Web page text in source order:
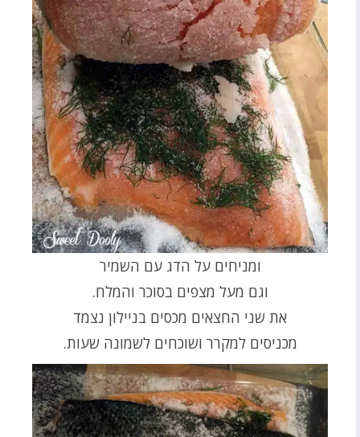
ומניחים על הדג עם השמיר
וגם מעל מצפים בסוכר והמלח.
את שני החצאים מכסים בניילון נצמד
מכניסים למקרר ושוכחים לשמונה שעות.